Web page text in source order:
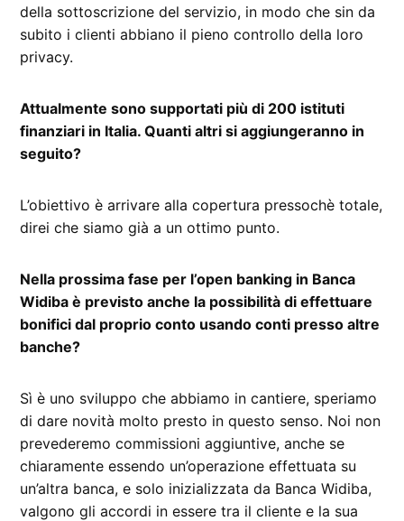
della sottoscrizione del servizio, in modo che sin da
subito i clienti abbiano il pieno controllo della loro
privacy.
Attualmente sono supportati più di 200 istituti
finanziari in Italia. Quanti altri si aggiungeranno in
seguito?
L’obiettivo è arrivare alla copertura pressochè totale,
direi che siamo già a un ottimo punto.
Nella prossima fase per l’open banking in Banca
Widiba è previsto anche la possibilità di effettuare
bonifici dal proprio conto usando conti presso altre
banche?
Sì è uno sviluppo che abbiamo in cantiere, speriamo
di dare novità molto presto in questo senso. Noi non
prevederemo commissioni aggiuntive, anche se
chiaramente essendo un’operazione effettuata su
un’altra banca, e solo inizializzata da Banca Widiba,
valgono gli accordi in essere tra il cliente e la sua